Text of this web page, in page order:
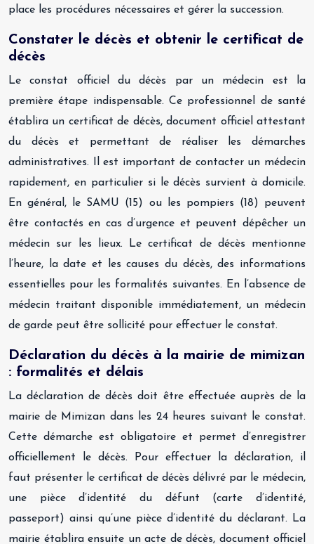
place les procédures nécessaires et gérer la succession.
Constater le décès et obtenir le certificat de
décès
Le constat officiel du décès par un médecin est la
première étape indispensable. Ce professionnel de santé
établira un certificat de décès, document officiel attestant
du décès et permettant de réaliser les démarches
administratives. Il est important de contacter un médecin
rapidement, en particulier si le décès survient à domicile.
En général, le SAMU (15) ou les pompiers (18) peuvent
être contactés en cas d’urgence et peuvent dépêcher un
médecin sur les lieux. Le certificat de décès mentionne
l’heure, la date et les causes du décès, des informations
essentielles pour les formalités suivantes. En l’absence de
médecin traitant disponible immédiatement, un médecin
de garde peut être sollicité pour effectuer le constat.
Déclaration du décès à la mairie de mimizan
: formalités et délais
La déclaration de décès doit être effectuée auprès de la
mairie de Mimizan dans les 24 heures suivant le constat.
Cette démarche est obligatoire et permet d’enregistrer
officiellement le décès. Pour effectuer la déclaration, il
faut présenter le certificat de décès délivré par le médecin,
une pièce d’identité du défunt (carte d’identité,
passeport) ainsi qu’une pièce d’identité du déclarant. La
mairie établira ensuite un acte de décès, document officiel